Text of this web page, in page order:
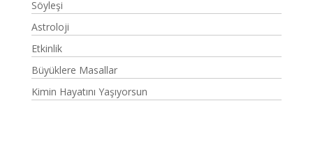
Söyleşi
Astroloji
Etkinlik
Büyüklere Masallar
Kimin Hayatını Yaşıyorsun